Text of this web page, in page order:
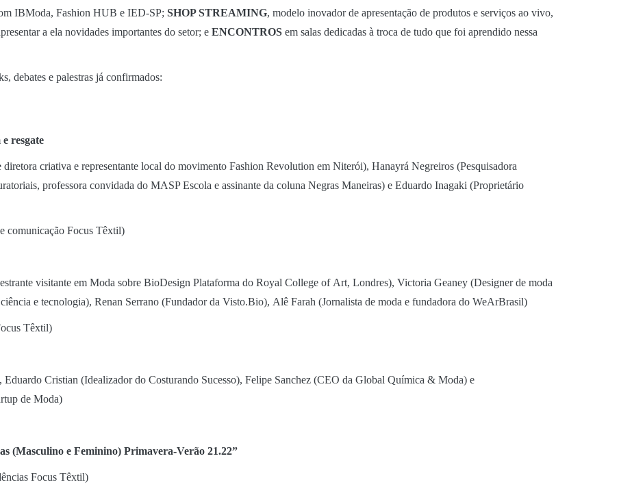
IBModa, Fashion HUB e IED-SP; SHOP STREAMING, modelo inovador de apresentação de produtos e serviços ao vivo,
a ela novidades importantes do setor; e ENCONTROS em salas dedicadas à troca de tudo que foi aprendido nessa
debates e palestras já confirmados:
resgate
criativa e representante local do movimento Fashion Revolution em Niterói), Hanayrá Negreiros (Pesquisadora
professora convidada do MASP Escola e assinante da coluna Negras Maneiras) e Eduardo Inagaki (Proprietário
comunicação Focus Têxtil)
visitante em Moda sobre BioDesign Plataforma do Royal College of Art, Londres), Victoria Geaney (Designer de moda
e tecnologia), Renan Serrano (Fundador da Visto.Bio), Alê Farah (Jornalista de moda e fundadora do WeArBrasil)
Têxtil)
Cristian (Idealizador do Costurando Sucesso), Felipe Sanchez (CEO da Global Química & Moda) e
de Moda)
(Masculino e Feminino) Primavera-Verão 21.22”
Focus Têxtil)